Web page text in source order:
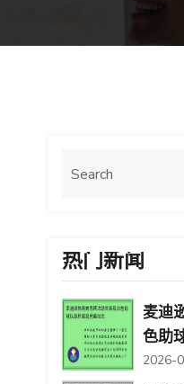
热门新闻
麦迪
色助
2026-